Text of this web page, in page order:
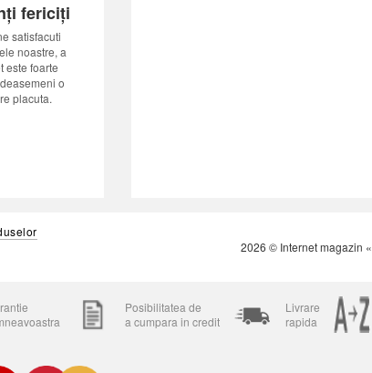
fericiți
satisfacuti
noastre, a
este foarte
o
placuta.
2026 © Internet magazin «
Posibilitatea de
a cumpara in credit
Livrare
rapida